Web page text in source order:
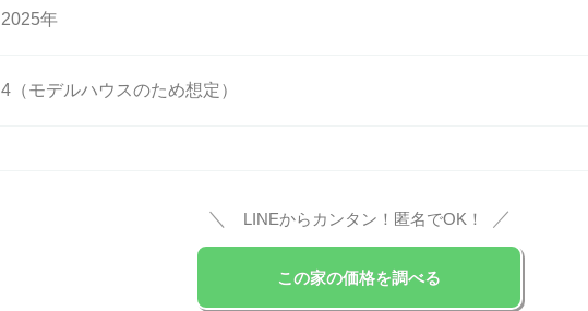
2025年
4（モデルハウスのため想定）
＼ LINEからカンタン！匿名でOK！ ／
この家の価格を調べる